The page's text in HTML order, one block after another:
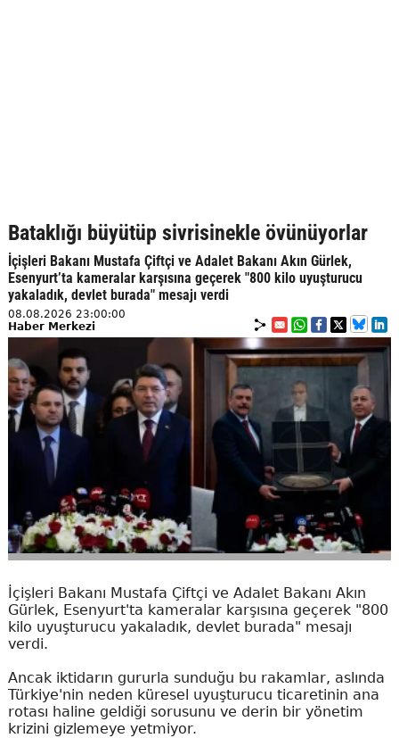
Bataklığı büyütüp sivrisinekle övünüyorlar
İçişleri Bakanı Mustafa Çiftçi ve Adalet Bakanı Akın Gürlek,
Esenyurt’ta kameralar karşısına geçerek "800 kilo uyuşturucu
yakaladık, devlet burada" mesajı verdi
08.08.2026 23:00:00
Haber Merkezi
İçişleri Bakanı Mustafa Çiftçi ve Adalet Bakanı Akın
Gürlek, Esenyurt'ta kameralar karşısına geçerek "800
kilo uyuşturucu yakaladık, devlet burada" mesajı
verdi.
Ancak iktidarın gururla sunduğu bu rakamlar, aslında
Türkiye'nin neden küresel uyuşturucu ticaretinin ana
rotası haline geldiği sorusunu ve derin bir yönetim
krizini gizlemeye yetmiyor.